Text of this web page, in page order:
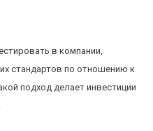
в компании,
стандартов по отношению к
подход делает инвестиции